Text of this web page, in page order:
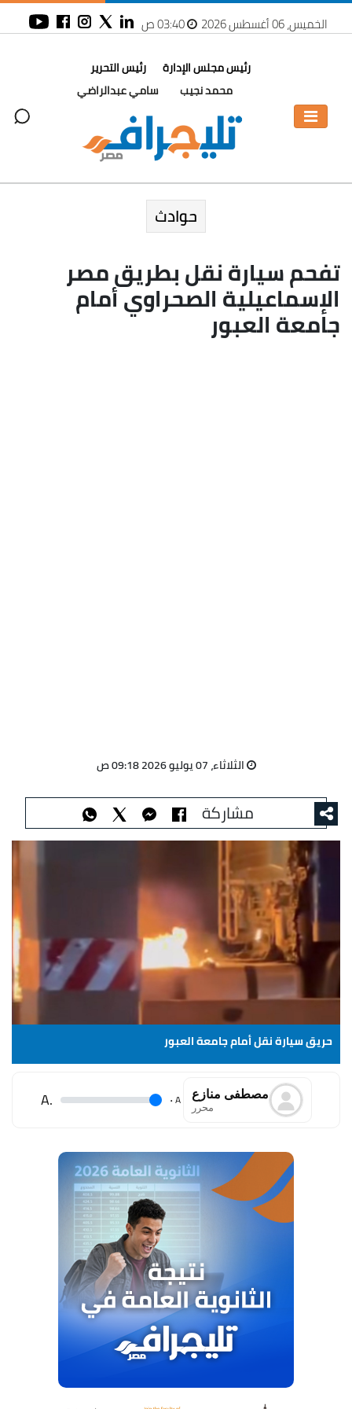
الخميس، 06 أغسطس 2026 03:40 ص
رئيس مجلس الإدارة
محمد نجيب
رئيس التحرير
سامي عبدالراضي
حوادث
تفحم سيارة نقل بطريق مصر
الإسماعيلية الصحراوي أمام
جامعة العبور
الثلاثاء، 07 يوليو 2026 09:18 ص
مشاركة
حريق سيارة نقل أمام جامعة العبور
مصطفى منازع
محرر A
.
.A